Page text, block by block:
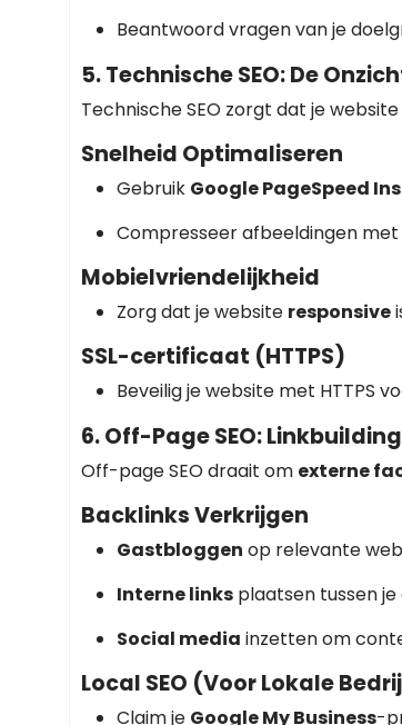
Beantwoord vragen van je
5. Technische SEO: De
Technische SEO zorgt dat je
Snelheid Optimaliseren
Gebruik Google PageSpeed
Compresseer afbeeldingen met
Mobielvriendelijkheid
Zorg dat je website responsive
SSL-certificaat (HTTPS)
Beveilig je website met HTTPS
6. Off-Page SEO:
Off-page SEO draait om externe
Backlinks Verkrijgen
Gastbloggen op relevante
Interne links plaatsen tussen je
Social media inzetten om
Local SEO (Voor Lokale
Claim je Google My Business-